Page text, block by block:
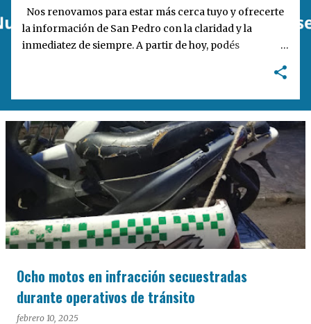
Nos renovamos para estar más cerca tuyo y ofrecerte
la información de San Pedro con la claridad y la
inmediatez de siempre. A partir de hoy, podés
Desarrollamos una interfaz más ágil, moderna e
intuitiva, pensada para optimizar la navegación desde
cualquier dispositivo, facilitar el acceso a las noticias
locales y potenciar la interacción de los lectores con
nuestros contenidos.
Ocho motos en infracción secuestradas
durante operativos de tránsito
febrero 10, 2025